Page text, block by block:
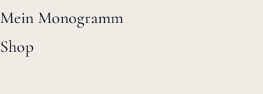
Mein Monogramm
Shop